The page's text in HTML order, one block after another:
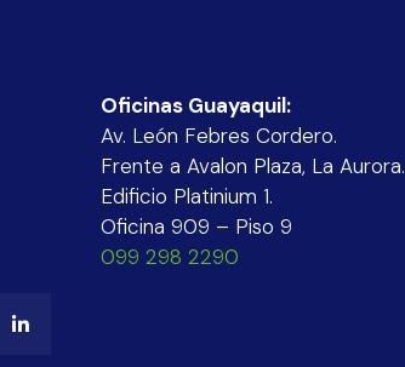
Oficinas Guayaquil:
Av. León Febres Cordero.
Frente a Avalon Plaza, La Aurora.
Edificio Platinium 1.
Oficina 909 – Piso 9
099 298 2290